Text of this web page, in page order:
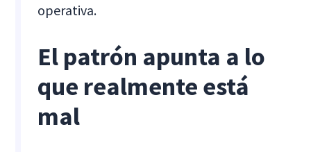
operativa.
El patrón apunta a lo
que realmente está
mal